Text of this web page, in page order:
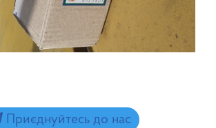
Приєднуйтесь до нас